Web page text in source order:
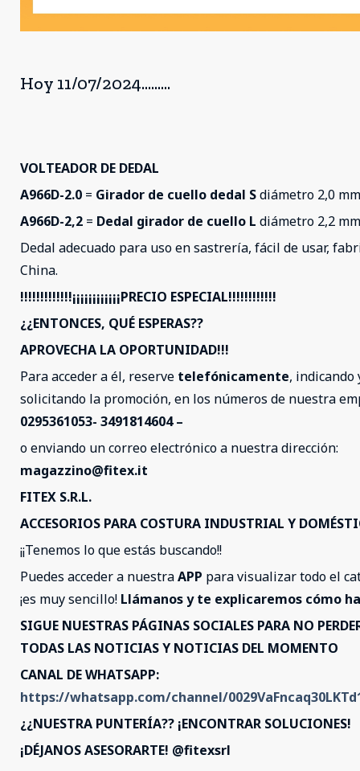
Hoy 11/07/2024.........
VOLTEADOR DE DEDAL
A966D-2.0 = Girador de cuello dedal Sdiámetro 2,0 mm
A966D-2,2 = Dedal girador de cuello L diámetro 2,2 mm
Dedal adecuado para uso en sastrería, fácil de usar,
China.
!!!!!!!!!!!!!¡¡¡¡¡¡¡¡¡¡¡¡PRECIO ESPECIAL!!!!!!!!!!!!
¿¿ENTONCES, QUÉ ESPERAS??
APROVECHA LA OPORTUNIDAD!!!
Para acceder a él, reserve telefónicamente, indicando
solicitando la promoción, en los números de nuestra
0295361053- 3491814604 –
o enviando un correo electrónico a nuestra dirección:
magazzino@fitex.it
FITEX S.R.L.
ACCESORIOS PARA COSTURA INDUSTRIAL Y
¡¡Tenemos lo que estás buscando!!
Puedes acceder a nuestraAPP para visualizar todo el
¡es muy sencillo! Llámanos y te explicaremos cómo
SIGUE NUESTRAS PÁGINAS SOCIALES PARA NO
TODAS LAS NOTICIAS Y NOTICIAS DEL MOMENTO
CANAL DE WHATSAPP:
https://whatsapp.com/channel/
¿¿NUESTRA PUNTERÍA?? ¡ENCONTRAR SOLUCIONES!
¡DÉJANOS ASESORARTE! @fitexsrl